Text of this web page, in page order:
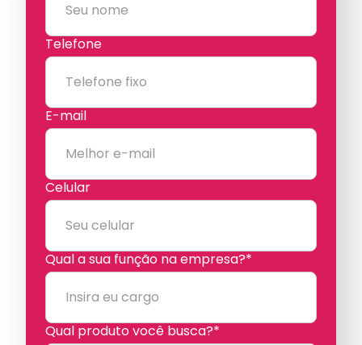
Telefone
E-mail
Celular
Qual a sua função na empresa?*
Qual produto você busca?*